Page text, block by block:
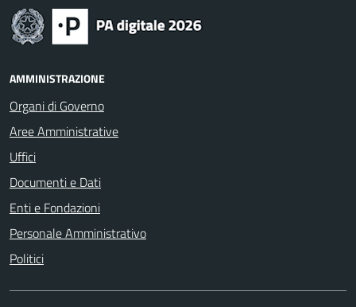
AMMINISTRAZIONE
Organi di Governo
Aree Amministrative
Uffici
Documenti e Dati
Enti e Fondazioni
Personale Amministrativo
Politici